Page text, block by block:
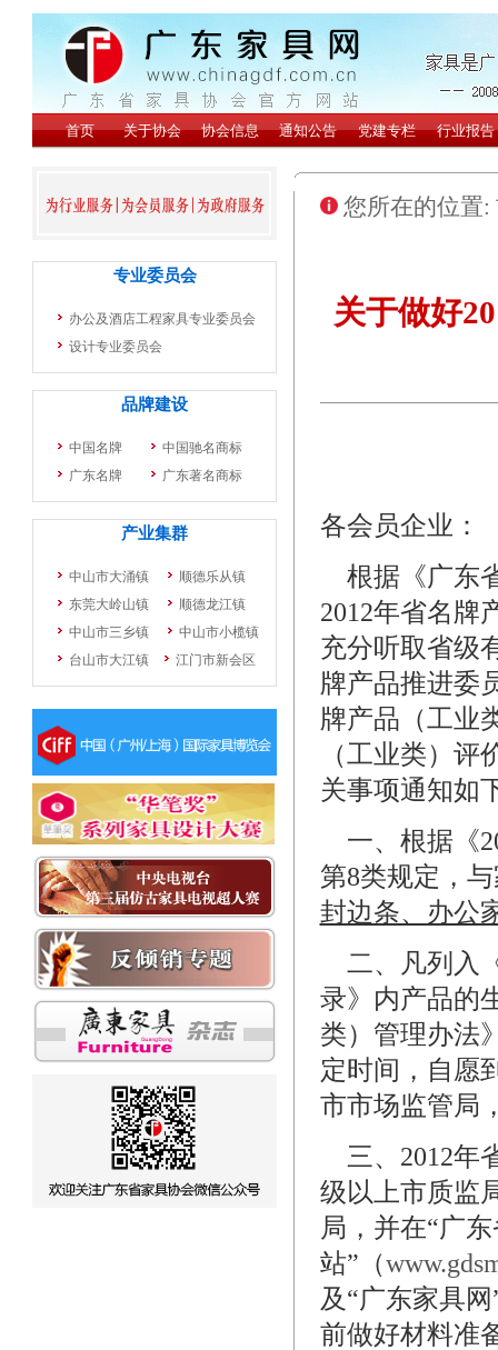
您所在的位置:
关于做好
各会员企业：
根据《广东
2012年省名牌
充分听取省级
牌产品推进委
牌产品（工业
（工业类）
关事项通知如
一、根据《
第8类规定，
封边条、办公
二、凡列入
录》内产品的
类）管理办法
定时间，自愿
市市场监管局
三、2012年
级以上市质监
局，并在“广
站”（
及“广东家具网
前做好材料准